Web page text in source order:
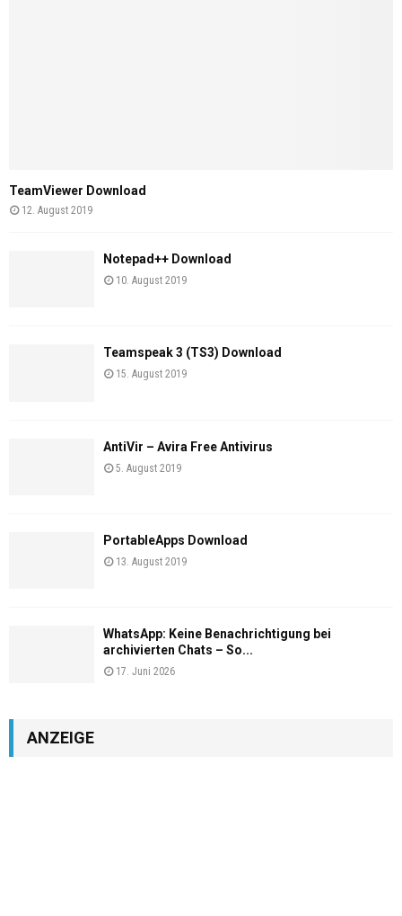
TeamViewer Download
12. August 2019
Notepad++ Download
10. August 2019
Teamspeak 3 (TS3) Download
15. August 2019
AntiVir – Avira Free Antivirus
5. August 2019
PortableApps Download
13. August 2019
WhatsApp: Keine Benachrichtigung bei
archivierten Chats – So...
17. Juni 2026
ANZEIGE